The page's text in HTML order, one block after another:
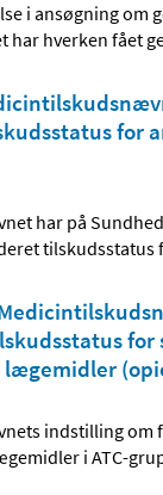
i ansøgning om
har hverken fået
for
har på
indstilling om
i ATC-